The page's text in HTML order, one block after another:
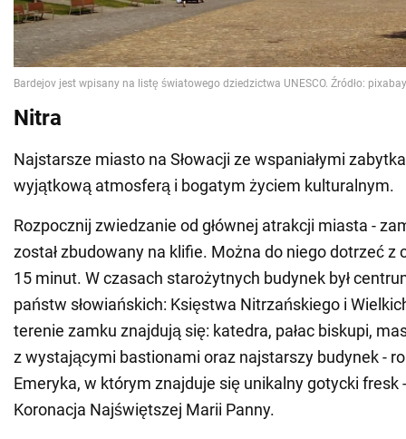
Nitra
Najstarsze miasto na Słowacji ze wspaniałymi
wyjątkową atmosferą i bogatym życiem kulturalnym.
Rozpocznij zwiedzanie od głównej atrakcji miasta -
został zbudowany na klifie. Można do niego dotrzeć z
15 minut. W czasach starożytnych budynek był
państw słowiańskich: Księstwa Nitrzańskiego i
terenie zamku znajdują się: katedra, pałac biskupi,
z wystającymi bastionami oraz najstarszy budynek -
Emeryka, w którym znajduje się unikalny gotycki fresk
Koronacja Najświętszej Marii Panny.